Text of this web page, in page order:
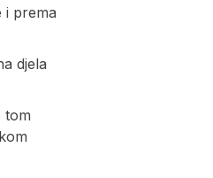
i prema
djela
tom